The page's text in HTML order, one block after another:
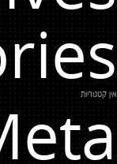
אין קטגוריות